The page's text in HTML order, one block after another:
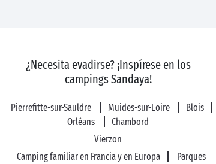
¿Necesita evadirse? ¡Inspírese en los
campings Sandaya!
Pierrefitte-sur-Sauldre Muides-sur-Loire
Blois
Orléans
Chambord
Vierzon
Camping familiar en Francia y en Europa
Parques